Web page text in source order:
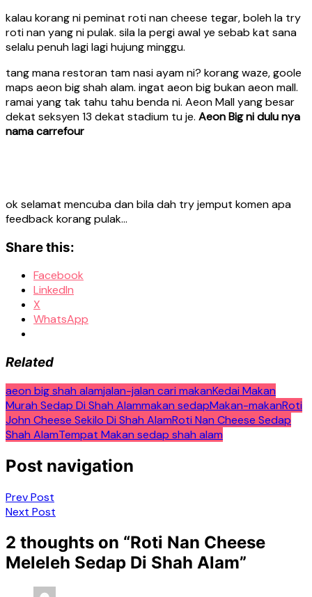
kalau korang ni peminat roti nan cheese tegar, boleh la try
roti nan yang ni pulak. sila la pergi awal ye sebab kat sana
selalu penuh lagi lagi hujung minggu.
tang mana restoran tam nasi ayam ni? korang waze, goole
maps aeon big shah alam. ingat aeon big bukan aeon mall.
ramai yang tak tahu tahu benda ni. Aeon Mall yang besar
dekat seksyen 13 dekat stadium tu je. Aeon Big ni dulu nya
nama carrefour
ok selamat mencuba dan bila dah try jemput komen apa
feedback korang pulak…
Share this:
Facebook
LinkedIn
X
WhatsApp
Related
aeon big shah alamjalan-jalan cari makanKedai Makan
Murah Sedap Di Shah Alammakan sedapMakan-makanRoti
John Cheese Sekilo Di Shah AlamRoti Nan Cheese Sedap
Shah AlamTempat Makan sedap shah alam
Post navigation
Prev Post
Next Post
2 thoughts on “Roti Nan Cheese
Meleleh Sedap Di Shah Alam”